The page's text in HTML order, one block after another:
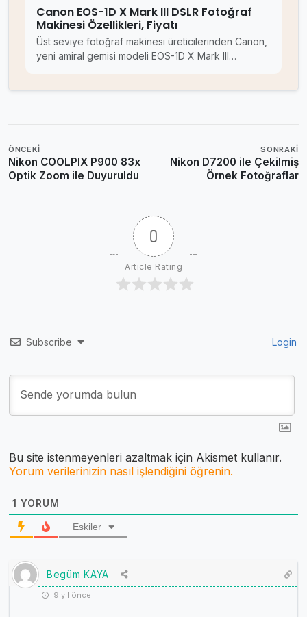
Canon EOS-1D X Mark III DSLR Fotoğraf
Makinesi Özellikleri, Fiyatı
Üst seviye fotoğraf makinesi üreticilerinden Canon,
yeni amiral gemisi modeli EOS-1D X Mark III…
ÖNCEKI
Nikon COOLPIX P900 83x
Optik Zoom ile Duyuruldu
SONRAKI
Nikon D7200 ile Çekilmiş
Örnek Fotoğraflar
0
Article Rating
Subscribe Login
Bu site istenmeyenleri azaltmak için Akismet kullanır.
Yorum verilerinizin nasıl işlendiğini öğrenin.
1 YORUM
Eskiler
Begüm KAYA
9 yıl önce